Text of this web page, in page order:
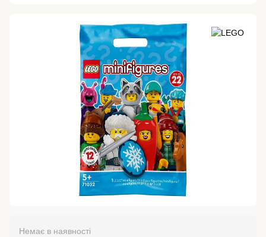
Немає в наявності